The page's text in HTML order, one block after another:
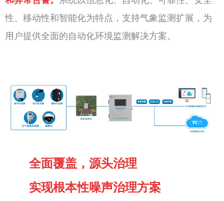
性、移动性和智能化为特点，支持气象监测扩展，为
用户提供全面的自动化环境监测解决方案。
全面覆盖，源头治理
实现根本性噪声治理方案